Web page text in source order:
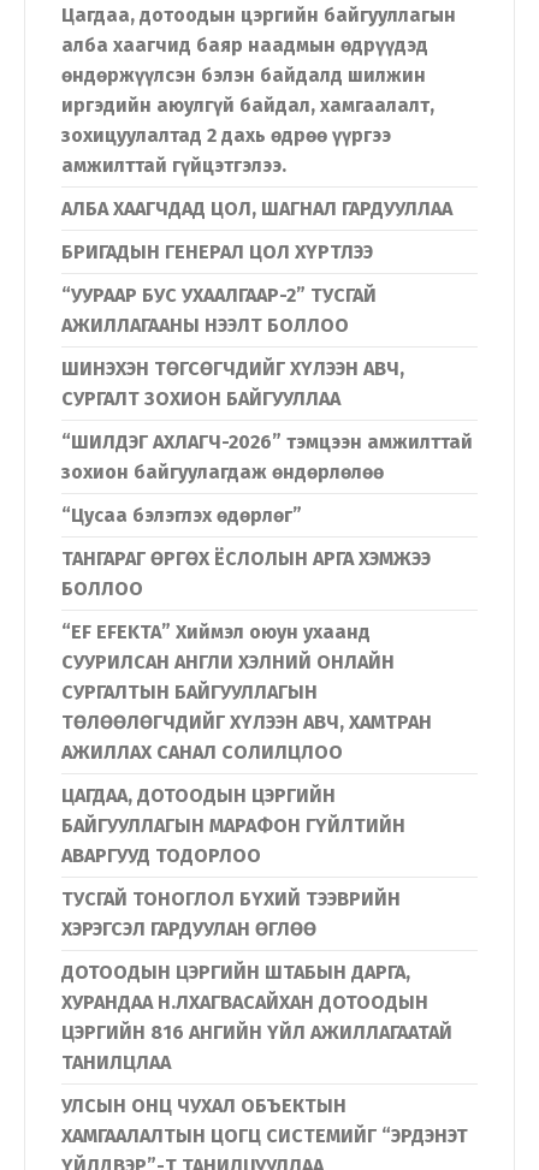
Цагдаа, дотоодын цэргийн байгууллагын
алба хаагчид баяр наадмын өдрүүдэд
өндөржүүлсэн бэлэн байдалд шилжин
иргэдийн аюулгүй байдал, хамгаалалт,
зохицуулалтад 2 дахь өдрөө үүргээ
амжилттай гүйцэтгэлээ.
АЛБА ХААГЧДАД ЦОЛ, ШАГНАЛ ГАРДУУЛЛАА
БРИГАДЫН ГЕНЕРАЛ ЦОЛ ХҮРТЛЭЭ
“УУРААР БУС УХААЛГААР-2” ТУСГАЙ
АЖИЛЛАГААНЫ НЭЭЛТ БОЛЛОО
ШИНЭХЭН ТӨГСӨГЧДИЙГ ХҮЛЭЭН АВЧ,
СУРГАЛТ ЗОХИОН БАЙГУУЛЛАА
“ШИЛДЭГ АХЛАГЧ-2026” тэмцээн амжилттай
зохион байгуулагдаж өндөрлөлөө
“Цусаа бэлэглэх өдөрлөг”
ТАНГАРАГ ӨРГӨХ ЁСЛОЛЫН АРГА ХЭМЖЭЭ
БОЛЛОО
“EF EFEKTA” Хиймэл оюун ухаанд
СУУРИЛСАН АНГЛИ ХЭЛНИЙ ОНЛАЙН
СУРГАЛТЫН БАЙГУУЛЛАГЫН
ТӨЛӨӨЛӨГЧДИЙГ ХҮЛЭЭН АВЧ, ХАМТРАН
АЖИЛЛАХ САНАЛ СОЛИЛЦЛОО
ЦАГДАА, ДОТООДЫН ЦЭРГИЙН
БАЙГУУЛЛАГЫН МАРАФОН ГҮЙЛТИЙН
АВАРГУУД ТОДОРЛОО
ТУСГАЙ ТОНОГЛОЛ БҮХИЙ ТЭЭВРИЙН
ХЭРЭГСЭЛ ГАРДУУЛАН ӨГЛӨӨ
ДОТООДЫН ЦЭРГИЙН ШТАБЫН ДАРГА,
ХУРАНДАА Н.ЛХАГВАСАЙХАН ДОТООДЫН
ЦЭРГИЙН 816 АНГИЙН ҮЙЛ АЖИЛЛАГААТАЙ
ТАНИЛЦЛАА
УЛСЫН ОНЦ ЧУХАЛ ОБЪЕКТЫН
ХАМГААЛАЛТЫН ЦОГЦ СИСТЕМИЙГ “ЭРДЭНЭТ